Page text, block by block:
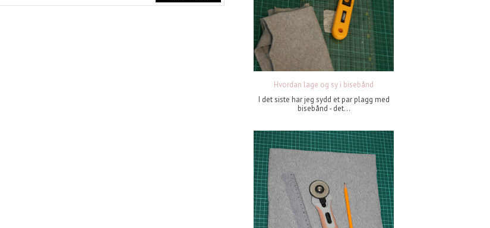
Hvordan lage og sy i bisebånd
I det siste har jeg sydd et par plagg med
bisebånd - det...